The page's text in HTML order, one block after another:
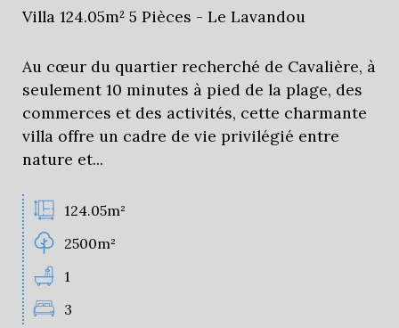
Villa 124.05m² 5 Pièces - Le Lavandou
Au cœur du quartier recherché de Cavalière, à
seulement 10 minutes à pied de la plage, des
commerces et des activités, cette charmante
villa offre un cadre de vie privilégié entre
nature et...
124.05m²
2500m²
1
3